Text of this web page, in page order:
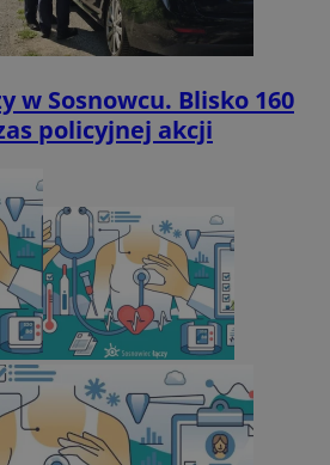
w Sosnowcu. Blisko 160
policyjnej akcji